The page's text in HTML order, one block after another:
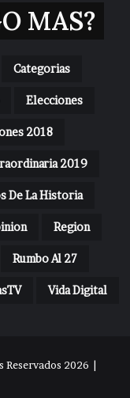
MAS?
Categorias
Elecciones
2018
2019
De La Historia
Region
Rumbo Al 27
Vida Digital
2026 |